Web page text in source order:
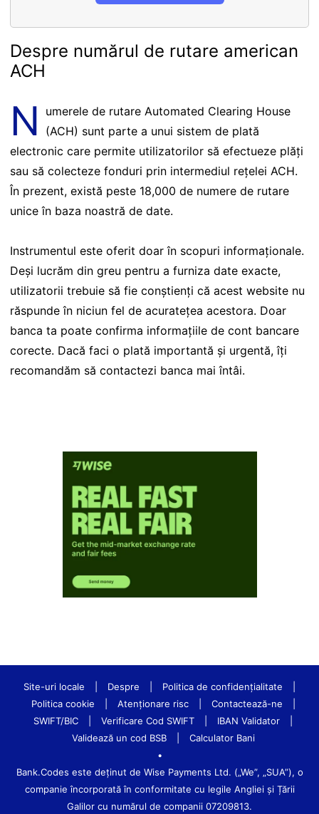
Despre numărul de rutare american
ACH
N
umerele de rutare Automated Clearing House
(ACH) sunt parte a unui sistem de plată
electronic care permite utilizatorilor să efectueze plăți
sau să colecteze fonduri prin intermediul rețelei ACH.
În prezent, există peste 18,000 de numere de rutare
unice în baza noastră de date.
Instrumentul este oferit doar în scopuri informaționale.
Deși lucrăm din greu pentru a furniza date exacte,
utilizatorii trebuie să fie conștienți că acest website nu
răspunde în niciun fel de acuratețea acestora. Doar
banca ta poate confirma informațiile de cont bancare
corecte. Dacă faci o plată importantă și urgentă, îți
recomandăm să contactezi banca mai întâi.
Site-uri locale Despre Politica de confidenţialitate
Politica cookie
Atenționare risc Contactează-ne
SWIFT/BIC
Verificare Cod SWIFT IBAN Validator
Validează un cod BSB
Calculator Bani
•
Bank.Codes este deținut de Wise Payments Ltd. („We”, „SUA”), o
companie încorporată în conformitate cu legile Angliei și Țării
Galilor cu numărul de companii 07209813.